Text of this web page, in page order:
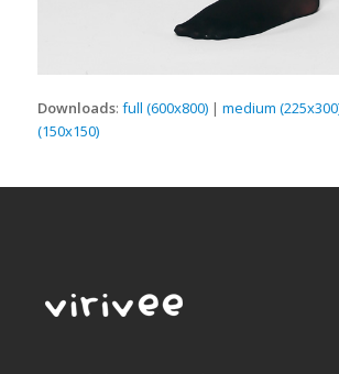
Downloads: full (600x800)| medium
(150x150)